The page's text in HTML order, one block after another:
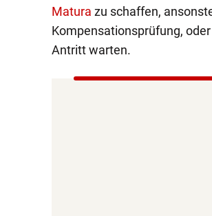
Matura zu schaffen,
Kompensationsprüfung,
Antritt warten.